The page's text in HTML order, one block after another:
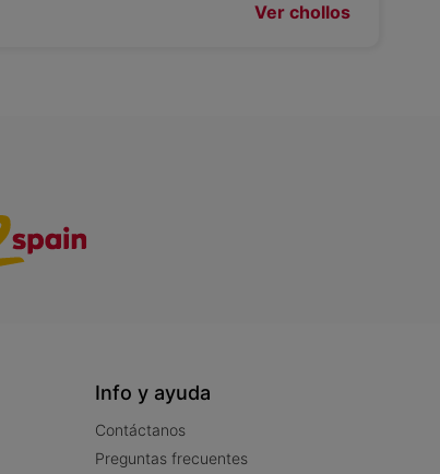
Ver chollos
Info y ayuda
Contáctanos
Preguntas frecuentes